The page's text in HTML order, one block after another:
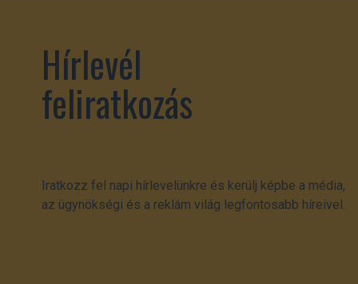
Hírlevél
feliratkozás
Iratkozz fel napi hírlevelünkre és kerülj képbe a média,
az ügynökségi és a reklám világ legfontosabb híreivel.